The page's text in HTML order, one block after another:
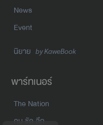
News
Event
นิยาย by KaweBook
พาร์ทเนอร์
The Nation
คม ชัด ลึก